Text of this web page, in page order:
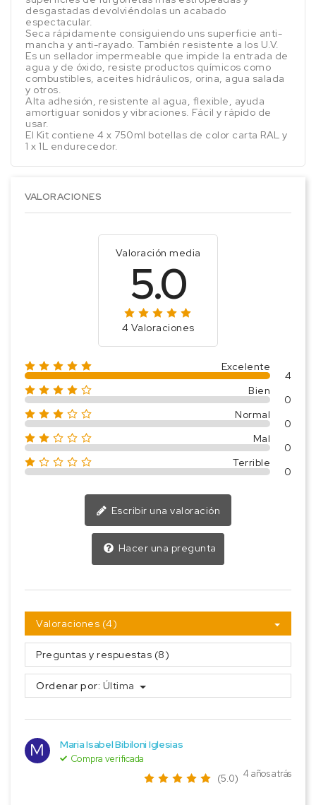
desgastadas devolviéndolas un acabado
espectacular.
Seca rápidamente consiguiendo uns superficie anti-
mancha y anti-rayado. También resistente a los U.V.
Es un sellador impermeable que impide la entrada de
agua y de óxido, resiste productos químicos como
combustibles, aceites hidráulicos, orina, agua salada
y otros.
Alta adhesión, resistente al agua, flexible, ayuda
amortiguar sonidos y vibraciones. Fácil y rápido de
usar.
El Kit contiene 4 x 750ml botellas de color carta RAL y
1 x 1L endurecedor.
VALORACIONES
Valoración media
5.0
4 Valoraciones
Excelente
4
Bien
0
Normal
0
Mal
0
Terrible
0
Escribir una valoración
Hacer una pregunta
Valoraciones (4)
Preguntas y respuestas (8)
Ordenar por: Última
M Maria Isabel Bibiloni Iglesias
Compra verificada
(5.0) 4 años atrás